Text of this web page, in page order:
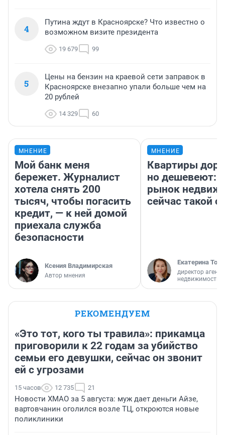
4
Путина ждут в Красноярске? Что известно о
возможном визите президента
19 679 99
5
Цены на бензин на краевой сети заправок в
Красноярске внезапно упали больше чем на
20 рублей
14 329 60
МНЕНИЕ
Мой банк меня
бережет. Журналист
хотела снять 200
тысяч, чтобы погасить
кредит, — к ней домой
приехала служба
безопасности
Ксения Владимирская
Автор мнения
МНЕНИЕ
Квартиры
но дешевеют:
рынок
сейчас такой
Екатерина
директор
недвижимости
РЕКОМЕНДУЕМ
«Это тот, кого ты травила»: прикамца
приговорили к 22 годам за убийство
семьи его девушки, сейчас он звонит
ей с угрозами
15 часов 12 735 21
Новости ХМАО за 5 августа: муж дает деньги Айзе,
вартовчанин оголился возле ТЦ, откроются новые
поликлиники